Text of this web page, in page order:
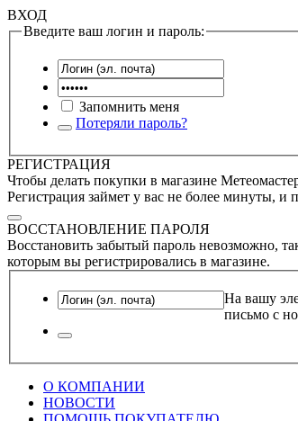
ВХОД
Введите ваш логин и пароль:
Запомнить меня
Потеряли пароль?
РЕГИСТРАЦИЯ
Чтобы делать покупки в магазине
Регистрация займет у вас не более минуты,
ВОССТАНОВЛЕНИЕ ПАРОЛЯ
Восстановить забытый пароль невозможно,
которым вы регистрировались в магазине.
На вашу
письмо с
О КОМПАНИИ
НОВОСТИ